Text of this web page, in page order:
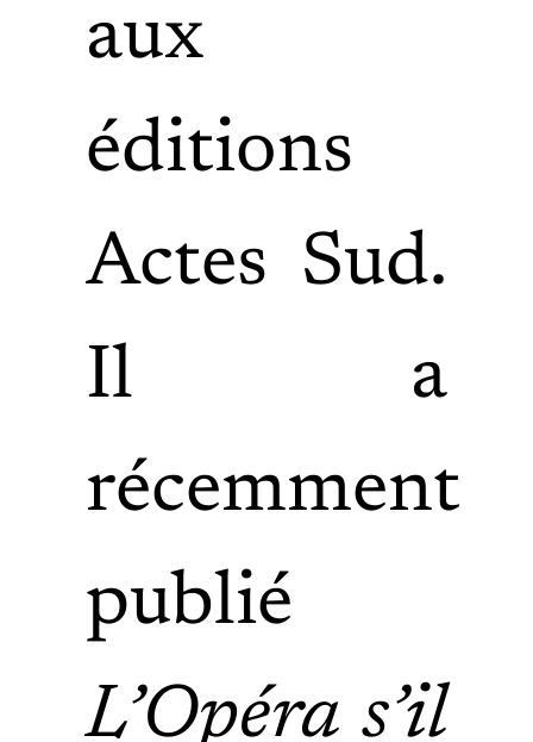
aux
éditions
Actes Sud.
Il a
récemment
publié
L’Opéra s’il